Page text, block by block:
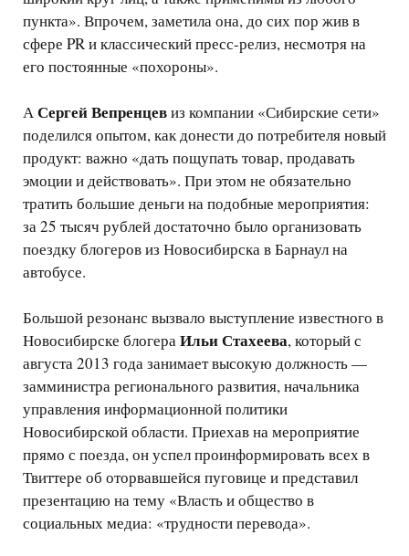
пункта». Впрочем, заметила она, до сих пор жив в
сфере PR и классический пресс-релиз, несмотря на
его постоянные «похороны».
АСергей Вепренцевиз компании «Сибирские сети»
поделился опытом, как донести до потребителя новый
продукт: важно «дать пощупать товар, продавать
эмоции и действовать». При этом не обязательно
тратить большие деньги на подобные мероприятия:
за 25 тысяч рублей достаточно было организовать
поездку блогеров из Новосибирска в Барнаул на
автобусе.
Большой резонанс вызвало выступление известного в
Новосибирске блогераИльи Стахеева, который с
августа 2013 года занимает высокую должность —
замминистра регионального развития, начальника
управления информационной политики
Новосибирской области. Приехав на мероприятие
прямо с поезда, он успел проинформировать всех в
Твиттере об оторвавшейся пуговице и представил
презентацию на тему «Власть и общество в
социальных медиа: «трудности перевода».